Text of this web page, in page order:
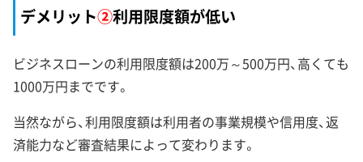
デメリット②利用限度額が低い
ビジネスローンの利用限度額は200万～500万円、高くても
1000万円までです。
当然ながら、利用限度額は利用者の事業規模や信用度、返
済能力など審査結果によって変わります。